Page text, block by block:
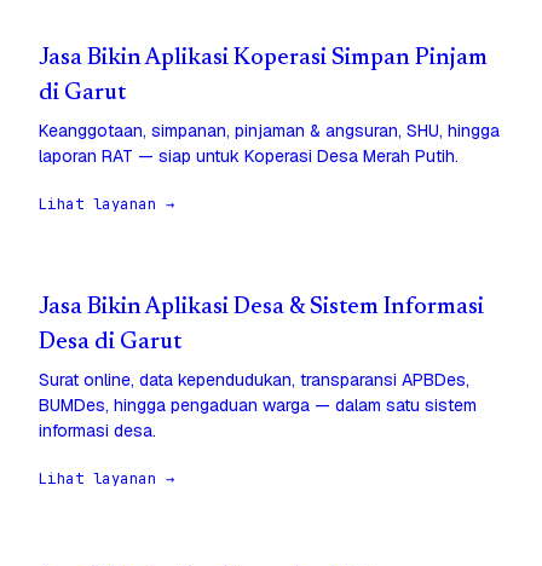
Jasa Bikin Aplikasi Koperasi Simpan Pinjam
di Garut
Keanggotaan, simpanan, pinjaman & angsuran, SHU, hingga
laporan RAT — siap untuk Koperasi Desa Merah Putih.
Lihat layanan →
Jasa Bikin Aplikasi Desa & Sistem Informasi
Desa di Garut
Surat online, data kependudukan, transparansi APBDes,
BUMDes, hingga pengaduan warga — dalam satu sistem
informasi desa.
Lihat layanan →